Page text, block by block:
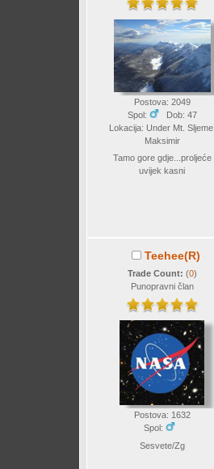
Postova: 2049
Spol:
Dob: 47
Lokacija: Under Mt. Sljeme,
Maksimir
Tamo gore gdje...proljeće
uvijek kasni
Teehee(R)
Trade Count: (0)
Punopravni član
Postova: 1632
Spol:
Sesvete/Zg